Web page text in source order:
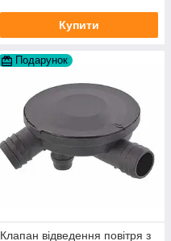
Купити
Подарунок
Клапан відведення повітря з